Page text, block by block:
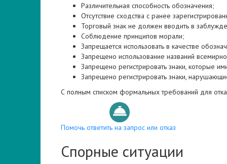
Различительная способность обозначения;
Отсутствие сходства с ранее
Торговый знак не должен вводить в
Соблюдение принципов морали;
Запрещается использовать в качестве
Запрещено использование названий
Запрещено регистрировать знаки, которые
Запрещено регистрировать знаки,
С полным списком формальных требований для
Помочь ответить на запрос или отказ
Спорные ситуации